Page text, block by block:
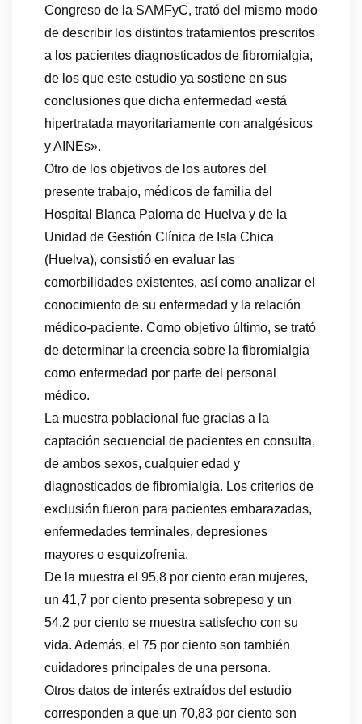
Congreso de la SAMFyC, trató del mismo modo
de describir los distintos tratamientos prescritos
a los pacientes diagnosticados de fibromialgia,
de los que este estudio ya sostiene en sus
conclusiones que dicha enfermedad «está
hipertratada mayoritariamente con analgésicos
y AINEs».
Otro de los objetivos de los autores del
presente trabajo, médicos de familia del
Hospital Blanca Paloma de Huelva y de la
Unidad de Gestión Clínica de Isla Chica
(Huelva), consistió en evaluar las
comorbilidades existentes, así como analizar el
conocimiento de su enfermedad y la relación
médico-paciente. Como objetivo último, se trató
de determinar la creencia sobre la fibromialgia
como enfermedad por parte del personal
médico.
La muestra poblacional fue gracias a la
captación secuencial de pacientes en consulta,
de ambos sexos, cualquier edad y
diagnosticados de fibromialgia. Los criterios de
exclusión fueron para pacientes embarazadas,
enfermedades terminales, depresiones
mayores o esquizofrenia.
De la muestra el 95,8 por ciento eran mujeres,
un 41,7 por ciento presenta sobrepeso y un
54,2 por ciento se muestra satisfecho con su
vida. Además, el 75 por ciento son también
cuidadores principales de una persona.
Otros datos de interés extraídos del estudio
corresponden a que un 70,83 por ciento son